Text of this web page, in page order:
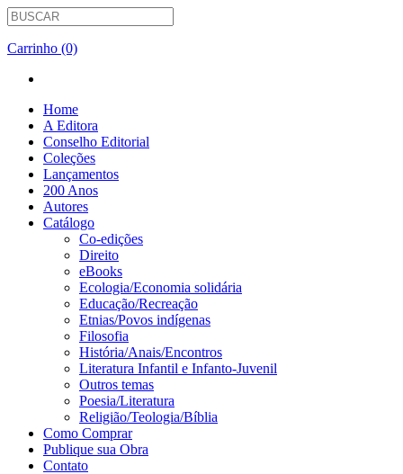
Carrinho (0)
Home
A Editora
Conselho Editorial
Coleções
Lançamentos
200 Anos
Autores
Catálogo
Co-edições
Direito
eBooks
Ecologia/Economia solidária
Educação/Recreação
Etnias/Povos indígenas
Filosofia
História/Anais/Encontros
Literatura Infantil e Infanto-Juvenil
Outros temas
Poesia/Literatura
Religião/Teologia/Bíblia
Como Comprar
Publique sua Obra
Contato